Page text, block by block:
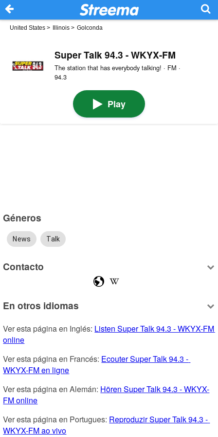
United States > Illinois > Golconda
Super Talk 94.3 - WKYX-FM
The station that has everybody talking! · FM ·
94.3
Play
Géneros
News Talk
Contacto
En otros idiomas
Ver esta página en Inglés: Listen Super Talk 94.3 - WKYX-FM
online
Ver esta página en Francés: Ecouter Super Talk 94.3 -
WKYX-FM en ligne
Ver esta página en Alemán: Hören Super Talk 94.3 - WKYX-
FM online
Ver esta página en Portugues: Reproduzir Super Talk 94.3 -
WKYX-FM ao vivo